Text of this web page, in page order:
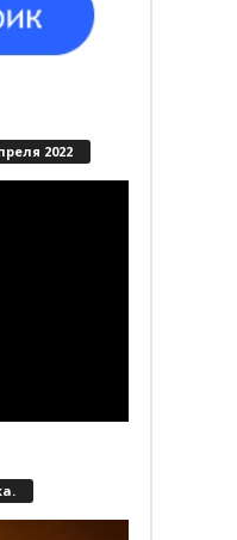
2022